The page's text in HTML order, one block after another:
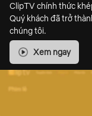
ClipTV chính thức
Quý khách đã trở
chúng tôi.
Xem ngay